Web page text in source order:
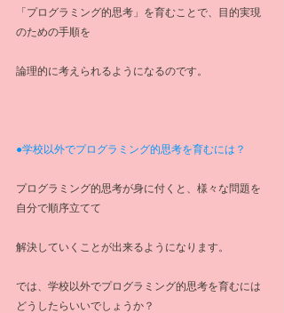
「プログラミング的思考」を育むことで、目的実現
のための手順を
論理的に考えられるようになるのです。
●学校以外でプログラミング的思考を育むには？
プログラミング的思考が身に付くと、様々な問題を
自分で順序立てて
解決していくことが出来るようになります。
では、学校以外でプログラミング的思考を育むには
どうしたらいいでしょうか？